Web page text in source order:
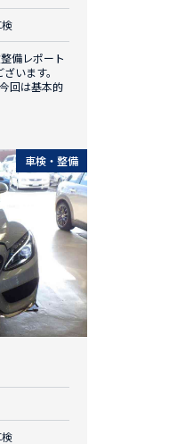
備レポート
います。
回は基本的
車検・整備